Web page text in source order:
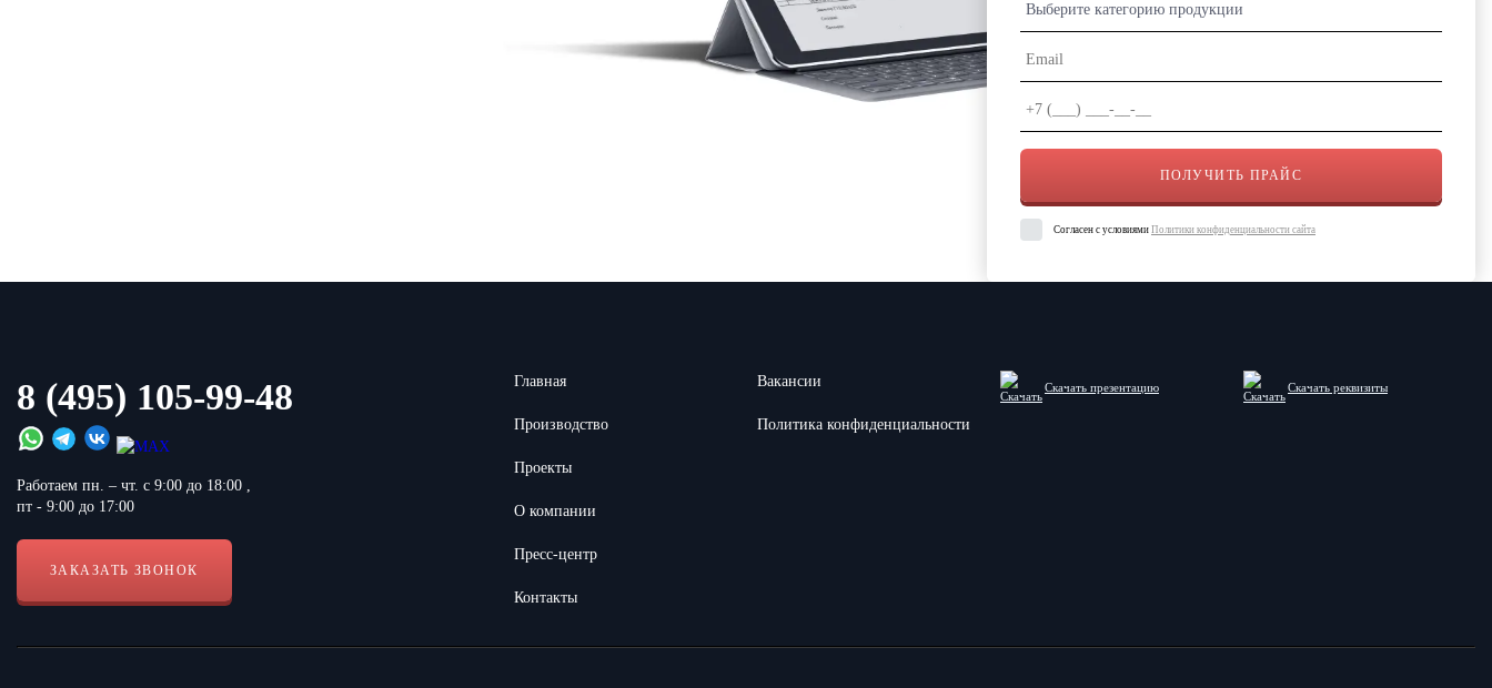
Выберите категорию продукции
Согласен с условиями Политики конфиденциальности сайта
8 (495) 105-99-48
Работаем пн. – чт. с 9:00 до 18:00 ,
пт - 9:00 до 17:00
ЗАКАЗАТЬ ЗВОНОК
Главная
Производство
Проекты
О компании
Пресс-центр
Контакты
Вакансии
Политика конфиденциальности
Скачать презентацию Скачать реквизиты